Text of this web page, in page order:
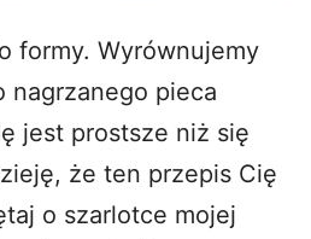
formy. Wyrównujemy
nagrzanego pieca
jest prostsze niż się
że ten przepis Cię
o szarlotce mojej